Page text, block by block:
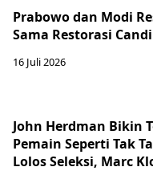
Prabowo dan Modi
Sama Restorasi
16 Juli 2026
John Herdman Bikin
Pemain Seperti Tak
Lolos Seleksi, Marc